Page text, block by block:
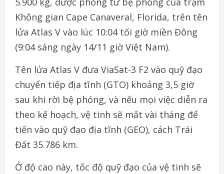
Không gian Cape Canaveral, Florida, trên tên
lửa Atlas V vào lúc 10:04 tối giờ miền Đông
(9:04 sáng ngày 14/11 giờ Việt Nam).
Tên lửa Atlas V đưa ViaSat-3 F2 vào quỹ đạo
chuyển tiếp địa tĩnh (GTO) khoảng 3,5 giờ
sau khi rời bệ phóng, và nếu mọi việc diễn ra
theo kế hoạch, vệ tinh sẽ mất vài tháng để
tiến vào quỹ đạo địa tĩnh (GEO), cách Trái
Đất 35.786 km.
Ở độ cao này, tốc độ quỹ đạo của vệ tinh sẽ